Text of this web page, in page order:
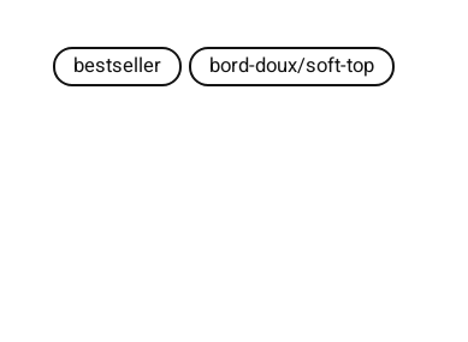
bestseller bord-doux/soft-top